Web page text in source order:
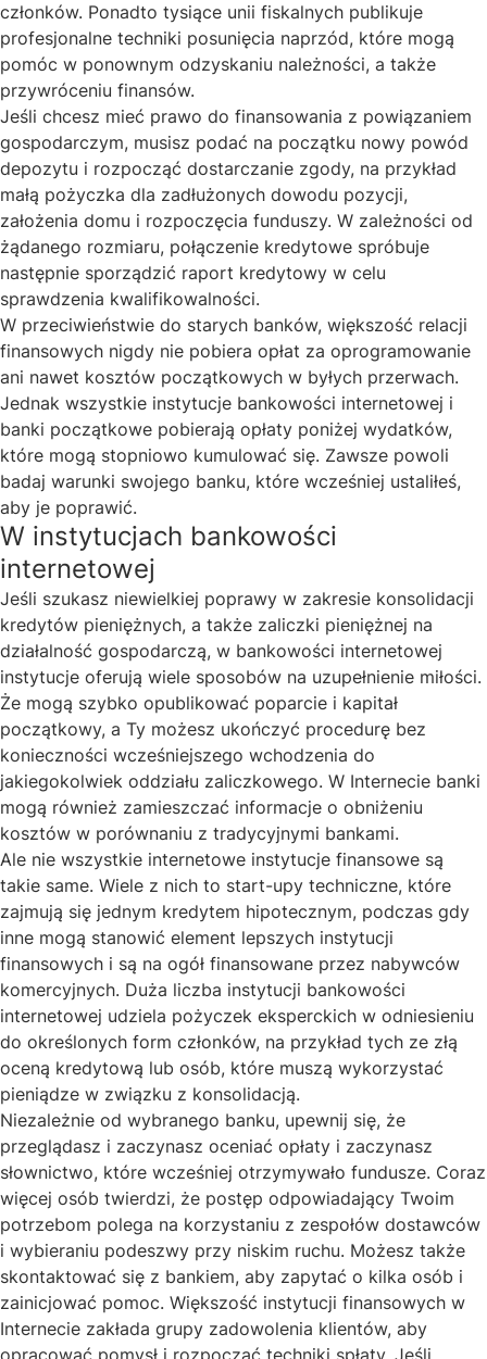
członków. Ponadto tysiące unii fiskalnych publikuje
profesjonalne techniki posunięcia naprzód, które mogą
pomóc w ponownym odzyskaniu należności, a także
przywróceniu finansów.
Jeśli chcesz mieć prawo do finansowania z powiązaniem
gospodarczym, musisz podać na początku nowy powód
depozytu i rozpocząć dostarczanie zgody, na przykład
małą pożyczka dla zadłużonych dowodu pozycji,
założenia domu i rozpoczęcia funduszy. W zależności od
żądanego rozmiaru, połączenie kredytowe spróbuje
następnie sporządzić raport kredytowy w celu
sprawdzenia kwalifikowalności.
W przeciwieństwie do starych banków, większość relacji
finansowych nigdy nie pobiera opłat za oprogramowanie
ani nawet kosztów początkowych w byłych przerwach.
Jednak wszystkie instytucje bankowości internetowej i
banki początkowe pobierają opłaty poniżej wydatków,
które mogą stopniowo kumulować się. Zawsze powoli
badaj warunki swojego banku, które wcześniej ustaliłeś,
aby je poprawić.
W instytucjach bankowości
internetowej
Jeśli szukasz niewielkiej poprawy w zakresie konsolidacji
kredytów pieniężnych, a także zaliczki pieniężnej na
działalność gospodarczą, w bankowości internetowej
instytucje oferują wiele sposobów na uzupełnienie miłości.
Że mogą szybko opublikować poparcie i kapitał
początkowy, a Ty możesz ukończyć procedurę bez
konieczności wcześniejszego wchodzenia do
jakiegokolwiek oddziału zaliczkowego. W Internecie banki
mogą również zamieszczać informacje o obniżeniu
kosztów w porównaniu z tradycyjnymi bankami.
Ale nie wszystkie internetowe instytucje finansowe są
takie same. Wiele z nich to start-upy techniczne, które
zajmują się jednym kredytem hipotecznym, podczas gdy
inne mogą stanowić element lepszych instytucji
finansowych i są na ogół finansowane przez nabywców
komercyjnych. Duża liczba instytucji bankowości
internetowej udziela pożyczek eksperckich w odniesieniu
do określonych form członków, na przykład tych ze złą
oceną kredytową lub osób, które muszą wykorzystać
pieniądze w związku z konsolidacją.
Niezależnie od wybranego banku, upewnij się, że
przeglądasz i zaczynasz oceniać opłaty i zaczynasz
słownictwo, które wcześniej otrzymywało fundusze. Coraz
więcej osób twierdzi, że postęp odpowiadający Twoim
potrzebom polega na korzystaniu z zespołów dostawców
i wybieraniu podeszwy przy niskim ruchu. Możesz także
skontaktować się z bankiem, aby zapytać o kilka osób i
zainicjować pomoc. Większość instytucji finansowych w
Internecie zakłada grupy zadowolenia klientów, aby
opracować pomysł i rozpocząć techniki spłaty. Jeśli